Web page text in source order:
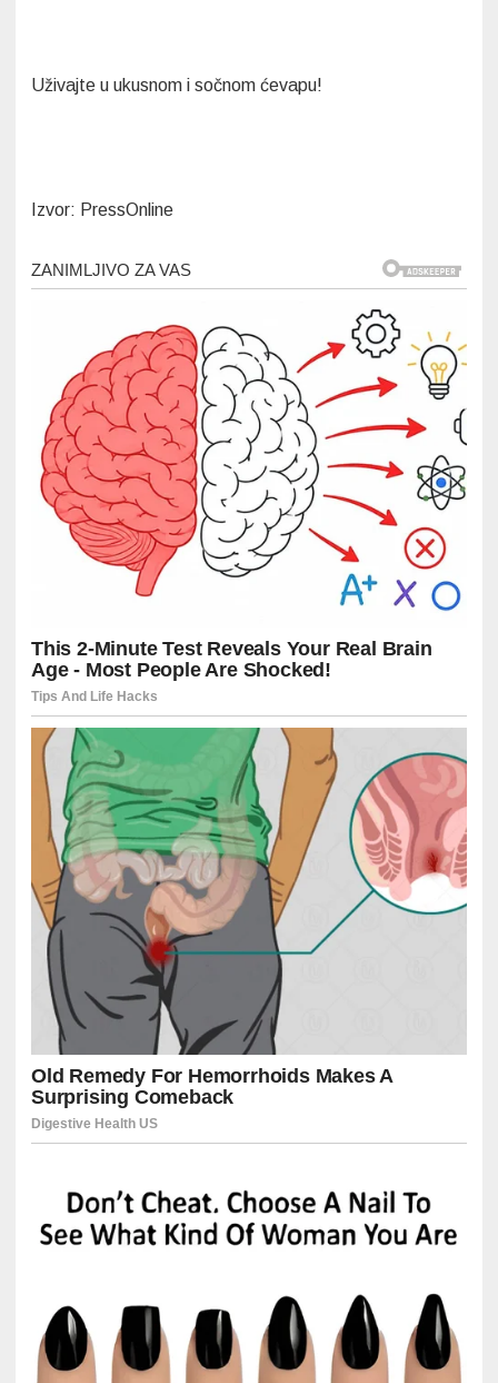
Uživajte u ukusnom i sočnom ćevapu!
Izvor: PressOnline